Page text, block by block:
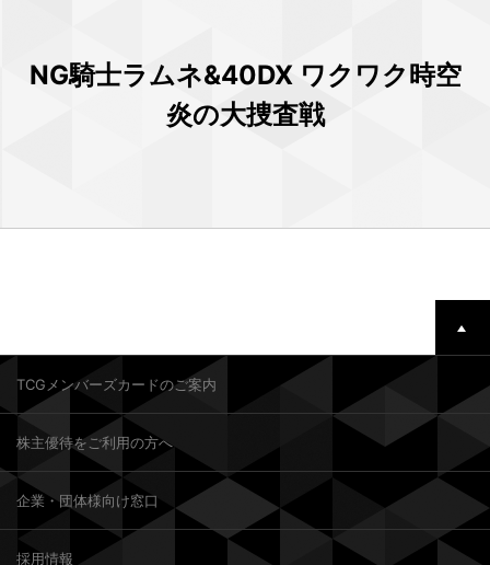
NG騎士ラムネ&40DX ワクワク時空
炎の大捜査戦
TCGメンバーズカードのご案内
株主優待をご利用の方へ
企業・団体様向け窓口
採用情報